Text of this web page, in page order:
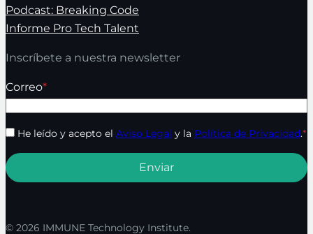
Podcast: Breaking Code
Informe Pro Tech Talent
Inscríbete a nuestra newsletter
Correo*
He leído y acepto el Aviso Legal y la Política de Privacidad.*
© 2026 IMMUNE Technology Institute.